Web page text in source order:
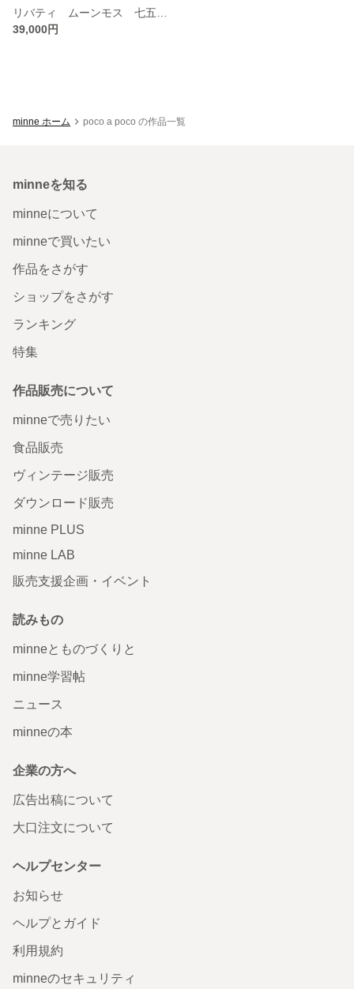
39,000円
minne ホーム poco a poco の作品一覧
minneを知る
minneについて
minneで買いたい
作品をさがす
ショップをさがす
ランキング
特集
作品販売について
minneで売りたい
食品販売
ヴィンテージ販売
ダウンロード販売
minne PLUS
minne LAB
販売支援企画・イベント
読みもの
minneとものづくりと
minne学習帖
ニュース
minneの本
企業の方へ
広告出稿について
大口注文について
ヘルプセンター
お知らせ
ヘルプとガイド
利用規約
minneのセキュリティ